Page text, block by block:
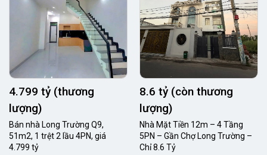
4.799 tỷ (thương
lượng)
Bán nhà Long Trường Q9,
51m2, 1 trệt 2 lầu 4PN, giá
4.799 tỷ
8.6 tỷ (còn thương
lượng)
Nhà Mặt Tiền 12m – 4 Tầng
5PN – Gần Chợ Long Trường –
Chỉ 8.6 Tỷ